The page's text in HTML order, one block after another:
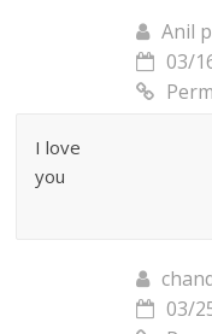
Anil
03/
I love
you
03/